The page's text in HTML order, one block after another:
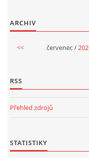
UČITELSKÁ SEBEREFLEXE
DĚTSKÝ SMUTEK
EFEKTIVNÍ
CO BY MĚLO DÍTĚ
ARCHIV
<< červenec /
RSS
Přehled zdrojů
STATISTIKY